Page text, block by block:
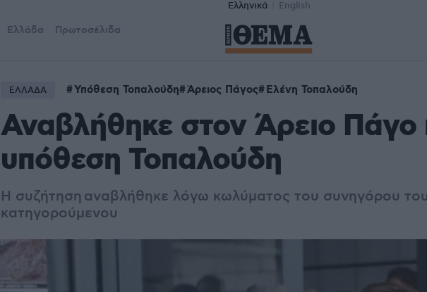
Ελληνικά English
Ελλάδα Πρωτοσέλιδα
ΕΛΛΑΔΑ Υπόθεση Τοπαλούδη Άρειος Πάγος Ελένη Τοπαλούδη
Αναβλήθηκε στον Άρειο Πάγο
υπόθεση Τοπαλούδη
Η συζήτηση αναβλήθηκε λόγω κωλύματος του συνηγόρου
κατηγορούμενου